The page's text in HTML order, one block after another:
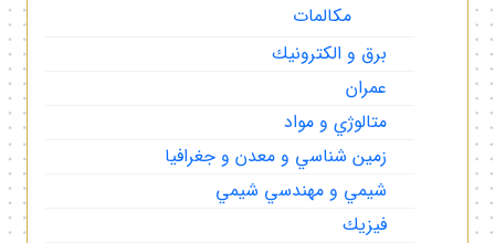
مكالمات
برق و الكترونيك
عمران
متالوژي و مواد
زمين شناسي و معدن و جغرافيا
شيمي و مهندسي شيمي
فيزيك